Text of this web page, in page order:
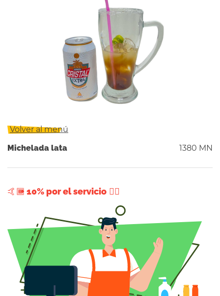
Volver al menú
Michelada lata
1380 MN
+ 10% por el servicio